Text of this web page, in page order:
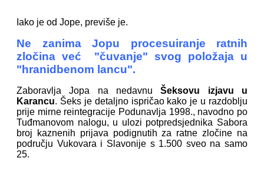
Iako je od Jope, previše je.
Ne zanima Jopu procesuiranje ratnih
zločina već "čuvanje" svog položaja u
"hranidbenom lancu".
Zaboravlja Jopa na nedavnu Šeksovu izjavu u
Karancu. Šeks je detaljno ispričao kako je u razdoblju
prije mirne reintegracije Podunavlja 1998., navodno po
Tuđmanovom nalogu, u ulozi potpredsjednika Sabora
broj kaznenih prijava podignutih za ratne zločine na
području Vukovara i Slavonije s 1.500 sveo na samo
25.